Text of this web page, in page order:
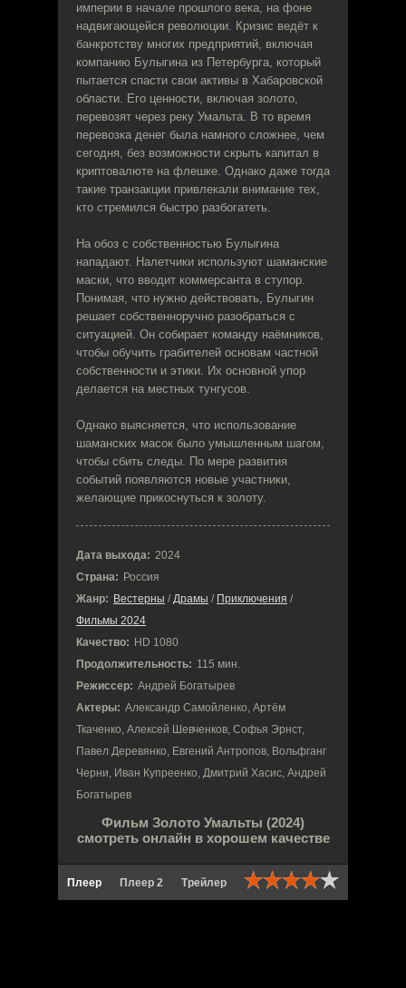
империи в начале прошлого века, на фоне
надвигающейся революции. Кризис ведёт к
банкротству многих предприятий, включая
компанию Булыгина из Петербурга, который
пытается спасти свои активы в Хабаровской
области. Его ценности, включая золото,
перевозят через реку Умальта. В то время
перевозка денег была намного сложнее, чем
сегодня, без возможности скрыть капитал в
криптовалюте на флешке. Однако даже тогда
такие транзакции привлекали внимание тех,
кто стремился быстро разбогатеть.
На обоз с собственностью Булыгина
нападают. Налетчики используют шаманские
маски, что вводит коммерсанта в ступор.
Понимая, что нужно действовать, Булыгин
решает собственноручно разобраться с
ситуацией. Он собирает команду наёмников,
чтобы обучить грабителей основам частной
собственности и этики. Их основной упор
делается на местных тунгусов.
Однако выясняется, что использование
шаманских масок было умышленным шагом,
чтобы сбить следы. По мере развития
событий появляются новые участники,
желающие прикоснуться к золоту.
Дата выхода: 2024
Страна: Россия
Жанр: Вестерны / Драмы / Приключения /
Фильмы 2024
Качество: HD 1080
Продолжительность: 115 мин.
Режиссер: Андрей Богатырев
Актеры: Александр Самойленко, Артём
Ткаченко, Алексей Шевченков, Софья Эрнст,
Павел Деревянко, Евгений Антропов, Вольфганг
Черни, Иван Купреенко, Дмитрий Хасис, Андрей
Богатырев
Фильм Золото Умальты (2024)
смотреть онлайн в хорошем качестве
Плеер Плеер 2 Трейлер